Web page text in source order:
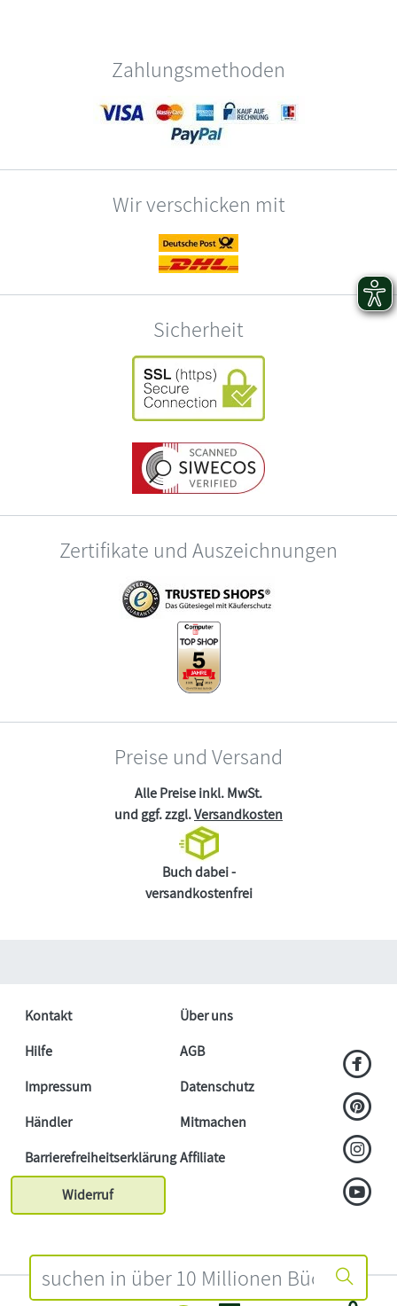
Zahlungsmethoden
Wir verschicken mit
Sicherheit
Zertifikate und Auszeichnungen
Preise und Versand
Alle Preise inkl. MwSt.
und ggf. zzgl.Versandkosten
Buch dabei -
versandkostenfrei
Kontakt
Über uns
Hilfe
AGB
Impressum
Datenschutz
Händler
Mitmachen
BarrierefreiheitserklärungAffiliate
Widerruf